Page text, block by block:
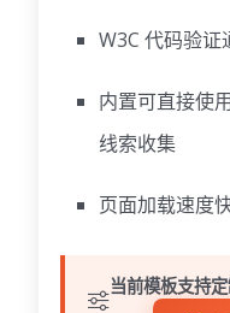
W3C 代码验证
内置可直接使
线索收集
页面加载速度
当前模板支持